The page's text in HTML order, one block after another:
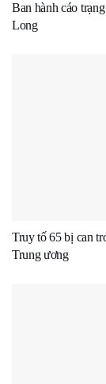
Ban hành cáo
Long
Truy tố 65 bị can
Trung ương